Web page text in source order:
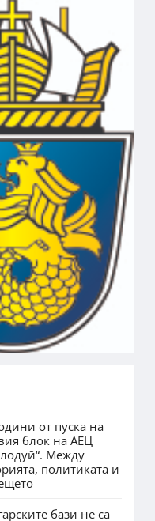
от пуска на
блок на АЕЦ
Между
политиката и
бази не са